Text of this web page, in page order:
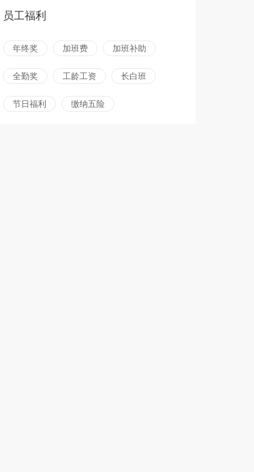
员工福利
年终奖 加班费 加班补助
全勤奖 工龄工资 长白班
节日福利 缴纳五险